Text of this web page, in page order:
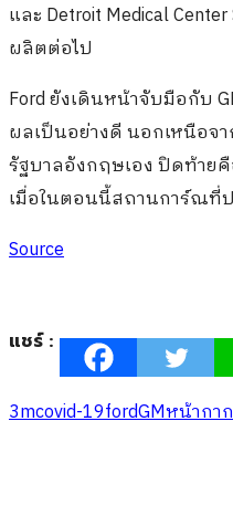
และ Detroit Medical
ผลิตต่อไป
Ford ยังเดินหน้าจับมือกับ
ผลเป็นอย่างดี นอกเหนือจ
รัฐบาลอังกฤษเอง ปิดท้ายคื
เมื่อในตอนนี้สถานการ์ณที่
Source
แชร์ :
3mcovid-19fordGMหน้ากา